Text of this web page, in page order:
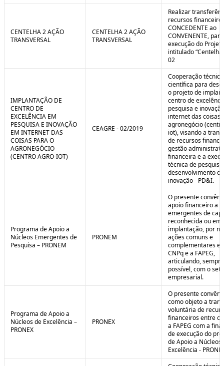
CENTELHA 2 AÇÃO
TRANSVERSAL
CENTELHA 2 AÇÃO
TRANSVERSAL
Realizar
recursos
CONCEDENTE ao
CONVENENTE,
execução do Projeto
intitulado
02
IMPLANTAÇÃO DE
CENTRO DE
EXCELÊNCIA EM
PESQUISA E INOVAÇÃO
EM INTERNET DAS
COISAS PARA O
AGRONEGÓCIO
(CENTRO AGRO-IOT)
CEAGRE - 02/2019
Cooperação
científica para
o projeto de
centro de
pesquisa e
internet das coisas
agronegócio
iot), visando a
de recursos
gestão
financeira e a
técnica de pesquisa,
desenvolvimento e
inovação - PD&I.
Programa de Apoio a
Núcleos Emergentes de
Pesquisa – PRONEM
PRONEM
O presente
apoio financeiro a
emergentes de
reconhecida ou em
implantação, por
ações comuns e
complementares
CNPq e a FAPEG,
articulando,
possível, com o
empresarial.
Programa de Apoio a
Núcleos de Excelência –
PRONEX
PRONEX
O presente
como objeto a
voluntária de
financeiros entre o
a FAPEG com a
de execução do
de Apoio a Núcleos
Excelência -